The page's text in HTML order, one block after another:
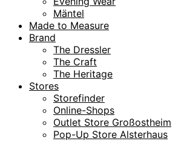
Mäntel
Made to Measure
Brand
The Dressler
The Craft
The Heritage
Stores
Storefinder
Online-Shops
Outlet Store Großostheim
Pop-Up Store Alsterhaus